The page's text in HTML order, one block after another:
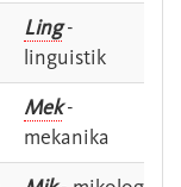
Ling-
linguistik
Mek-
mekanika